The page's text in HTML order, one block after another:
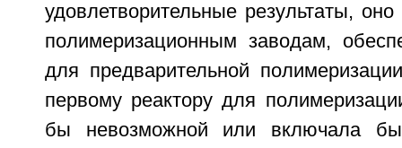
удовлетворительные результаты,
полимеризационным заводам,
для предварительной
первому реактору для
бы невозможной или включала